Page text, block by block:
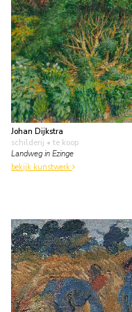
Johan Dijkstra
schilderij • te koop
Landweg in Ezinge
bekijk kunstwerk